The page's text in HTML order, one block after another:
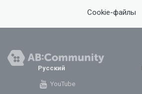
Cookie-файлы
Русский
YouTube